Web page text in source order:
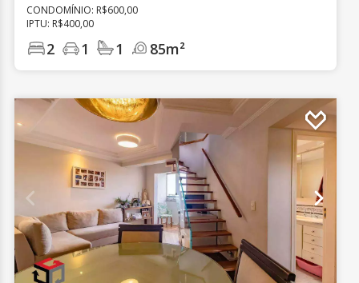
CONDOMÍNIO: R$600,00
IPTU: R$400,00
2 1 1 85m²